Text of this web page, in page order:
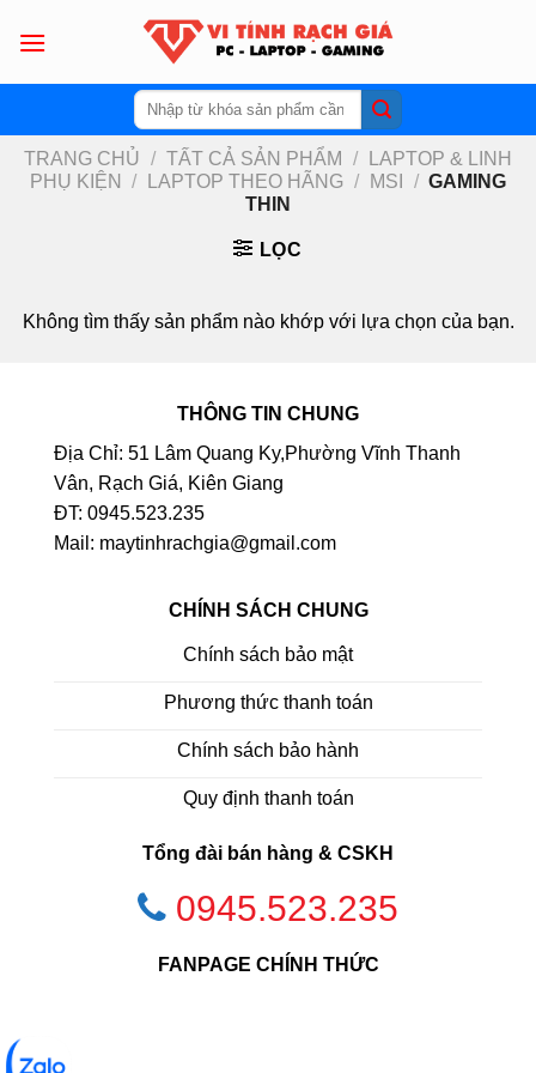
Tìm
kiếm:
TRANG CHỦ / TẤT CẢ SẢN PHẨM /
LAPTOP & LINH
PHỤ KIỆN
/ LAPTOP THEO HÃNG / MSI / GAMING
THIN
LỌC
Không tìm thấy sản phẩm nào khớp với lựa chọn của bạn.
THÔNG TIN CHUNG
Địa Chỉ: 51 Lâm Quang Ky,Phường Vĩnh Thanh
Vân, Rạch Giá, Kiên Giang
ĐT: 0945.523.235
Mail: maytinhrachgia@gmail.com
CHÍNH SÁCH CHUNG
Chính sách bảo mật
Phương thức thanh toán
Chính sách bảo hành
Quy định thanh toán
Tổng đài bán hàng & CSKH
0945.523.235
FANPAGE CHÍNH THỨC